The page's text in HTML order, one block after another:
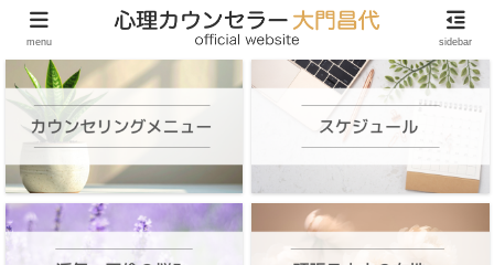
頑張る大人の女性のためのオンラインカウンセリング
menu sidebar